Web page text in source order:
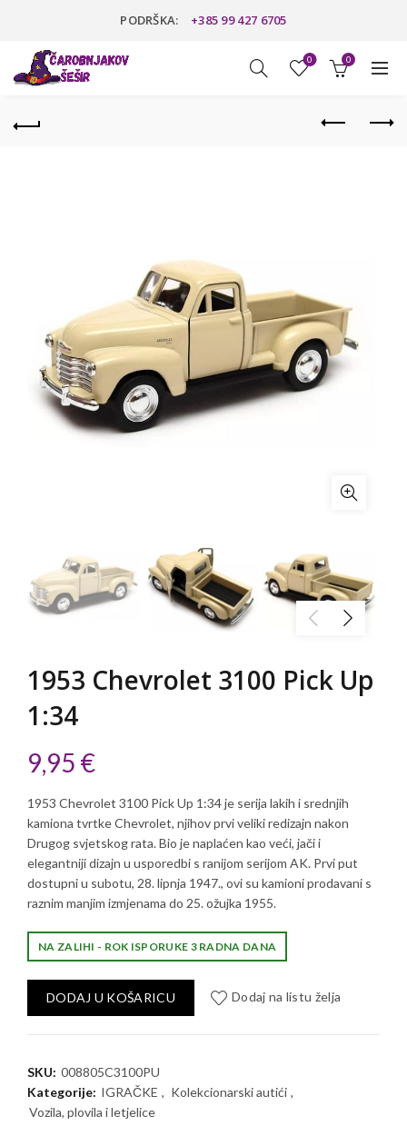
PODRŠKA: +385 99 427 6705
0 0
1953 Chevrolet 3100 Pick Up
1:34
9,95 €
1953 Chevrolet 3100 Pick Up 1:34 je serija lakih i srednjih
kamiona tvrtke Chevrolet, njihov prvi veliki redizajn nakon
Drugog svjetskog rata. Bio je naplaćen kao veći, jači i
elegantniji dizajn u usporedbi s ranijom serijom AK. Prvi put
dostupni u subotu, 28. lipnja 1947., ovi su kamioni prodavani s
raznim manjim izmjenama do 25. ožujka 1955.
NA ZALIHI - ROK ISPORUKE 3 RADNA DANA
DODAJ U KOŠARICU Dodaj na listu želja
SKU: 008805C3100PU
Kategorije: IGRAČKE , Kolekcionarski autići ,
Vozila, plovila i letjelice